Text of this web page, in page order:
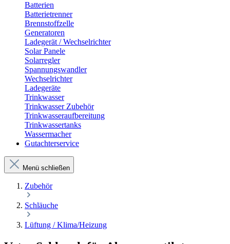
Batterien
Batterietrenner
Brennstoffzelle
Generatoren
Ladegerät / Wechselrichter
Solar Panele
Solarregler
Spannungswandler
Wechselrichter
Ladegeräte
Trinkwasser
Trinkwasser Zubehör
Trinkwasseraufbereitung
Trinkwassertanks
Wassermacher
Gutachterservice
Menü schließen
Zubehör
Schläuche
Lüftung / Klima/Heizung